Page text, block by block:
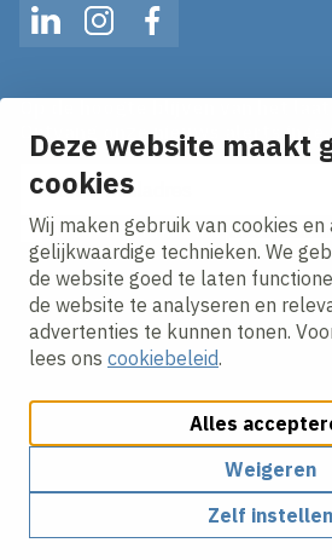
Deze website maakt
cookies
Wij maken gebruik van cookies en
gelijkwaardige technieken. We
de website goed te laten
de website te analyseren en
advertenties te kunnen tonen.
lees ons cookiebeleid.
Alles
Weigeren
Zelf instellen
LinkedInInstagramFacebook
Ontvang onze nieuws alerts in je
E-mailadres
Ik ga akkoord met hetprivacy
Cookies aanpassenCookie beleid